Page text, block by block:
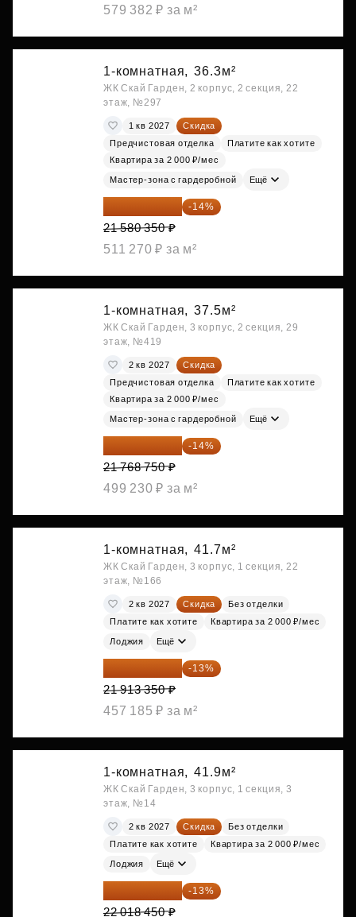
579 382 ₽ за м²
1-комнатная, 36.3м²
ЖК Скай Гарден, 2 корпус, 2 секция, 22
этаж, №297
1 кв 2027
Скидка
Предчистовая отделка
Платите как хотите
Квартира за 2 000 ₽/мес
Мастер-зона с гардеробной Ещё
18 559 101 ₽ -14%
21 580 350 ₽
511 270 ₽ за м²
1-комнатная, 37.5м²
ЖК Скай Гарден, 3 корпус, 2 секция, 29
этаж, №419
2 кв 2027
Скидка
Предчистовая отделка
Платите как хотите
Квартира за 2 000 ₽/мес
Мастер-зона с гардеробной Ещё
18 721 125 ₽ -14%
21 768 750 ₽
499 230 ₽ за м²
1-комнатная, 41.7м²
ЖК Скай Гарден, 3 корпус, 1 секция, 22
этаж, №166
2 кв 2027 Скидка
Без отделки
Платите как хотите
Квартира за 2 000 ₽/мес
Лоджия Ещё
19 064 615 ₽ -13%
21 913 350 ₽
457 185 ₽ за м²
1-комнатная, 41.9м²
ЖК Скай Гарден, 3 корпус, 1 секция, 3
этаж, №14
2 кв 2027 Скидка
Без отделки
Платите как хотите
Квартира за 2 000 ₽/мес
Лоджия Ещё
19 156 052 ₽ -13%
22 018 450 ₽